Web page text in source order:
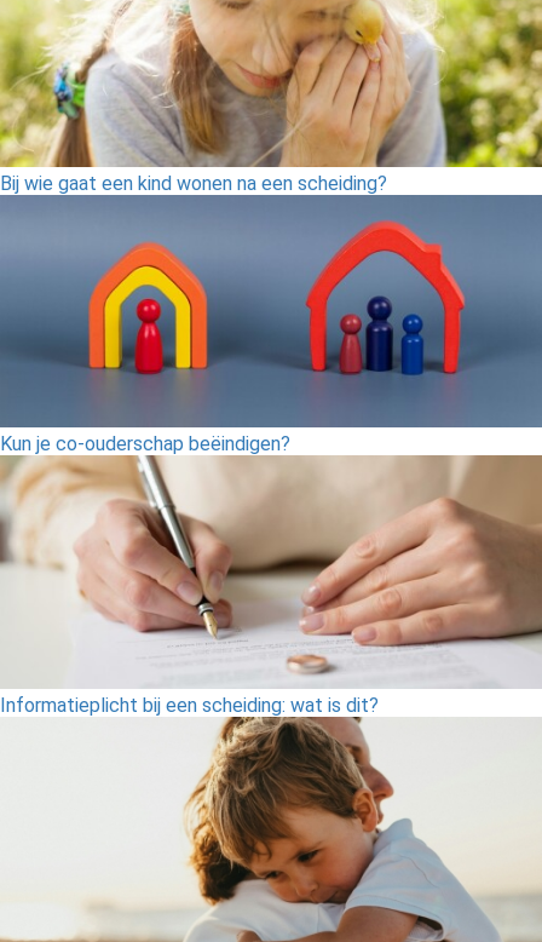
Bij wie gaat een kind wonen na een scheiding?
Kun je co-ouderschap beëindigen?
Informatieplicht bij een scheiding: wat is dit?